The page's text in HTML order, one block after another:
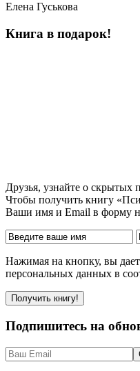
Елена Гуськова
Книга в подарок!
Друзья, узнайте о скрытых
Чтобы получить книгу
Ваши имя и Email в форму
Нажимая на кнопку, вы
персональных данных в
Подпишитесь на